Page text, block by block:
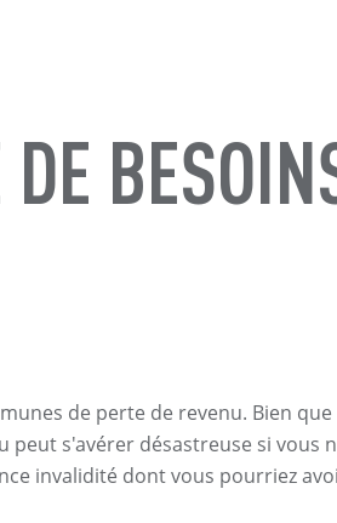
de perte de revenu. Bien
s'avérer désastreuse si vous
invalidité dont vous pourriez